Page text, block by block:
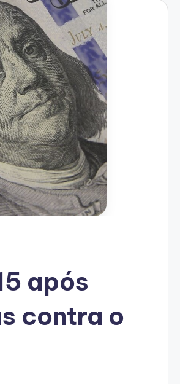
após
contra o